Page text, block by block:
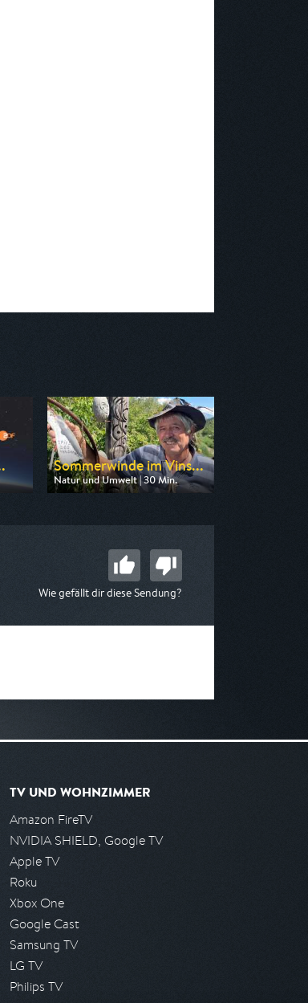
Sommerwinde im Vins...
Natur und Umwelt | 30 Min.
Ausgestrahlt von BR
Wie gefällt dir diese Sendung?
TV UND WOHNZIMMER
Amazon FireTV
NVIDIA SHIELD, Google TV
Apple TV
Roku
Xbox One
Google Cast
Samsung TV
LG TV
Philips TV